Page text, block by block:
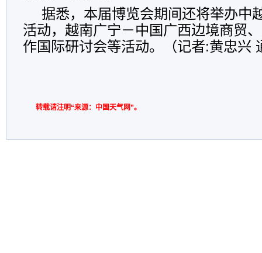
据悉，本届博览会期间还将举办中
活动，越南广宁－中国广西边境商贸
作国际研讨会等活动。（记者:黄忠兴
转载请注明“来源：中国天气网”。